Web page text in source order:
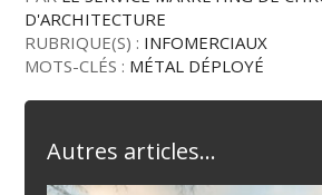
D'ARCHITECTURE
RUBRIQUE(S) : INFOMERCIAUX
MOTS-CLÉS : MÉTAL DÉPLOYÉ
Autres articles...